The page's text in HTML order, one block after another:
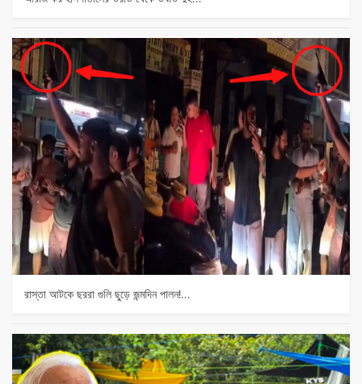
রাস্তা আটকে ছররা গুলি ছুড়ে জন্মদিন পালন!…